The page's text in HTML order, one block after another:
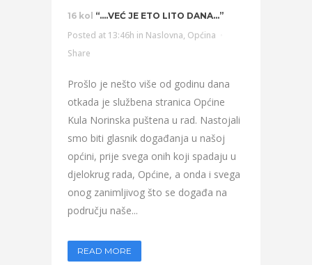
16 kol “….VEĆ JE ETO LITO DANA…”
Posted at 13:46h in Naslovna, Općina
Share
Prošlo je nešto više od godinu dana
otkada je službena stranica Općine
Kula Norinska puštena u rad. Nastojali
smo biti glasnik događanja u našoj
općini, prije svega onih koji spadaju u
djelokrug rada, Općine, a onda i svega
onog zanimljivog što se događa na
području naše...
READ MORE